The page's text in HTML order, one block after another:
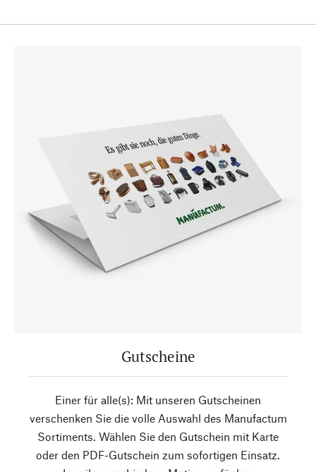
Gutscheine
Einer für alle(s): Mit unseren Gutscheinen
verschenken Sie die volle Auswahl des Manufactum
Sortiments. Wählen Sie den Gutschein mit Karte
oder den PDF-Gutschein zum sofortigen Einsatz.